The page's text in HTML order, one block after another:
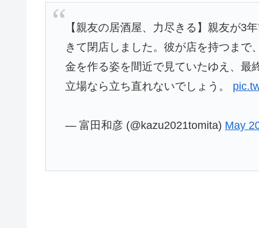
【親友の居酒屋、力尽きる】親友が3
きて閉店しました。彼が店を持つまで
金を作る姿を間近で見ていたゆえ、最
立場なら立ち直れないでしょう。
— 富田和彦 (@kazu2021tomita) May